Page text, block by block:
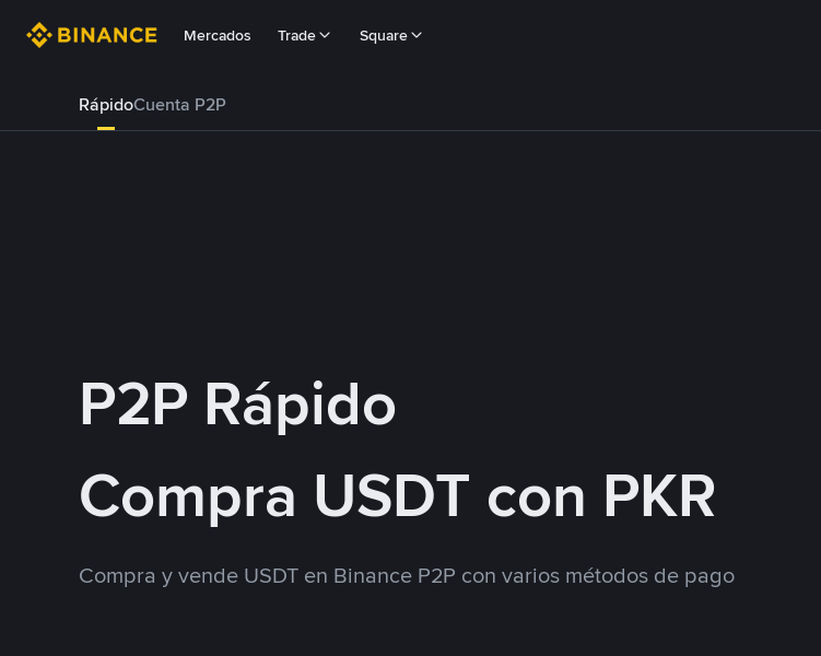
Mercados Trade Square
RápidoCuenta P2P
P2P Rápido
Compra USDT con PKR
Compra y vende USDT en Binance P2P con varios métodos de pago